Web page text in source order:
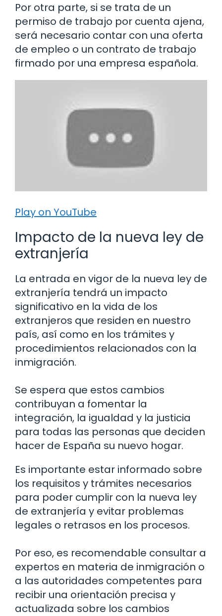
Por otra parte, si se trata de un
permiso de trabajo por cuenta ajena,
será necesario contar con una oferta
de empleo o un contrato de trabajo
firmado por una empresa española.
Play on YouTube
Impacto de la nueva ley de
extranjería
La entrada en vigor de la nueva ley de
extranjería tendrá un impacto
significativo en la vida de los
extranjeros que residen en nuestro
país, así como en los trámites y
procedimientos relacionados con la
inmigración.
Se espera que estos cambios
contribuyan a fomentar la
integración, la igualdad y la justicia
para todas las personas que deciden
hacer de España su nuevo hogar.
Es importante estar informado sobre
los requisitos y trámites necesarios
para poder cumplir con la nueva ley
de extranjería y evitar problemas
legales o retrasos en los procesos.
Por eso, es recomendable consultar a
expertos en materia de inmigración o
a las autoridades competentes para
recibir una orientación precisa y
actualizada sobre los cambios